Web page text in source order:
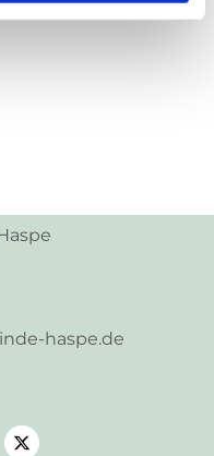
haspe.de